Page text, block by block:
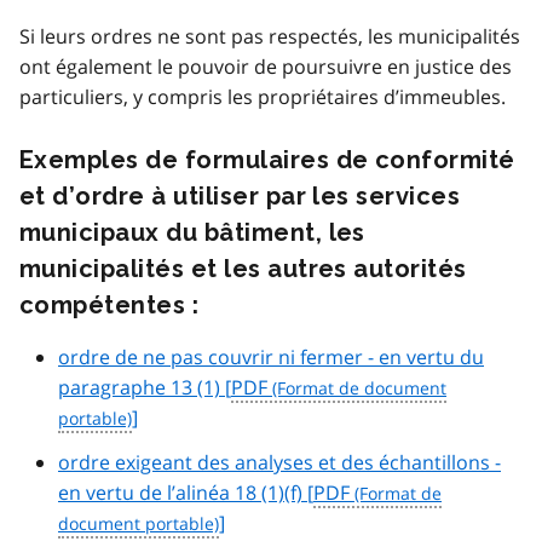
Si leurs ordres ne sont pas respectés, les municipalités
ont également le pouvoir de poursuivre en justice des
particuliers, y compris les propriétaires d’immeubles.
Exemples de formulaires de conformité
et d’ordre à utiliser par les services
municipaux du bâtiment, les
municipalités et les autres autorités
compétentes :
ordre de ne pas couvrir ni fermer - en vertu du
paragraphe 13 (1) [PDF
]
ordre exigeant des analyses et des échantillons -
en vertu de l’alinéa 18 (1)(f) [PDF
]